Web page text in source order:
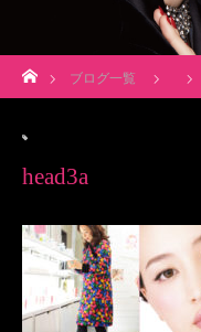
ブログ一覧
head3a